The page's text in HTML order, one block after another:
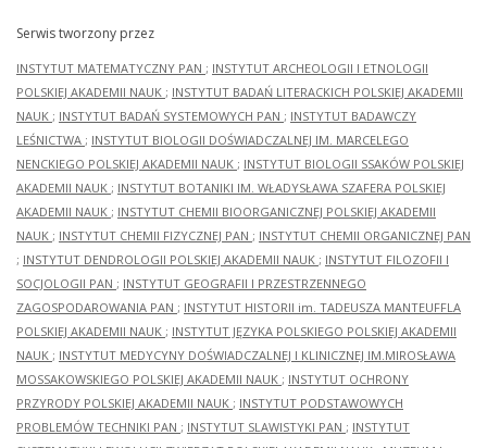
Serwis tworzony przez
INSTYTUT MATEMATYCZNY PAN ; INSTYTUT ARCHEOLOGII I ETNOLOGII
POLSKIEJ AKADEMII NAUK ; INSTYTUT BADAŃ LITERACKICH POLSKIEJ AKADEMII
NAUK ; INSTYTUT BADAŃ SYSTEMOWYCH PAN ; INSTYTUT BADAWCZY
LEŚNICTWA ; INSTYTUT BIOLOGII DOŚWIADCZALNEJ IM. MARCELEGO
NENCKIEGO POLSKIEJ AKADEMII NAUK ; INSTYTUT BIOLOGII SSAKÓW POLSKIEJ
AKADEMII NAUK ; INSTYTUT BOTANIKI IM. WŁADYSŁAWA SZAFERA POLSKIEJ
AKADEMII NAUK ; INSTYTUT CHEMII BIOORGANICZNEJ POLSKIEJ AKADEMII
NAUK ; INSTYTUT CHEMII FIZYCZNEJ PAN ; INSTYTUT CHEMII ORGANICZNEJ PAN
; INSTYTUT DENDROLOGII POLSKIEJ AKADEMII NAUK ; INSTYTUT FILOZOFII I
SOCJOLOGII PAN ; INSTYTUT GEOGRAFII I PRZESTRZENNEGO
ZAGOSPODAROWANIA PAN ; INSTYTUT HISTORII im. TADEUSZA MANTEUFFLA
POLSKIEJ AKADEMII NAUK ; INSTYTUT JĘZYKA POLSKIEGO POLSKIEJ AKADEMII
NAUK ; INSTYTUT MEDYCYNY DOŚWIADCZALNEJ I KLINICZNEJ IM.MIROSŁAWA
MOSSAKOWSKIEGO POLSKIEJ AKADEMII NAUK ; INSTYTUT OCHRONY
PRZYRODY POLSKIEJ AKADEMII NAUK ; INSTYTUT PODSTAWOWYCH
PROBLEMÓW TECHNIKI PAN ; INSTYTUT SLAWISTYKI PAN ; INSTYTUT